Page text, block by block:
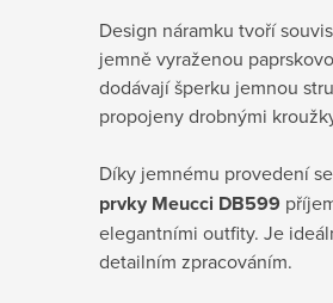
Design náramku tvoří
jemně vyraženou
dodávají šperku jemnou
propojeny drobnými
Díky jemnému provedení se
prvky Meucci DB599
elegantními outfity. Je
detailním zpracováním.